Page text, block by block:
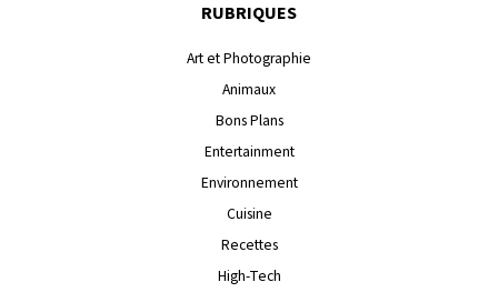
RUBRIQUES
Art et Photographie
Animaux
Bons Plans
Entertainment
Environnement
Cuisine
Recettes
High-Tech